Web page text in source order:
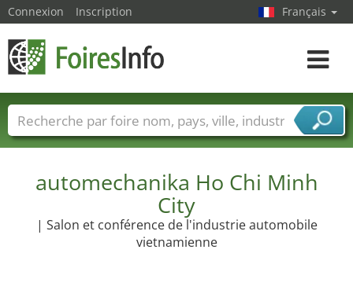
automechanika Ho Chi Minh
City
| Salon et conférence de l'industrie automobile
vietnamienne
Connexion Inscription Français
Toggle
Foire noms Pays Villes
Secteurs de foire